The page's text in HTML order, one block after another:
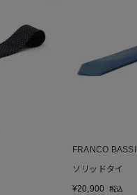
FRANCO BASSI
ソリッドタイ
¥20,900 税込